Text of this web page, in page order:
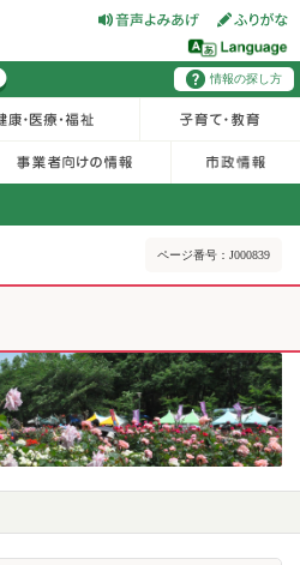
情報の探し方
ページ番号：J000839